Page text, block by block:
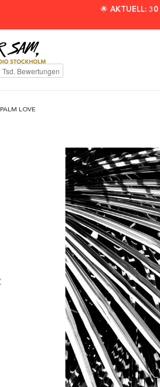
🌟 AKTUELL: 30
PALM LOVE